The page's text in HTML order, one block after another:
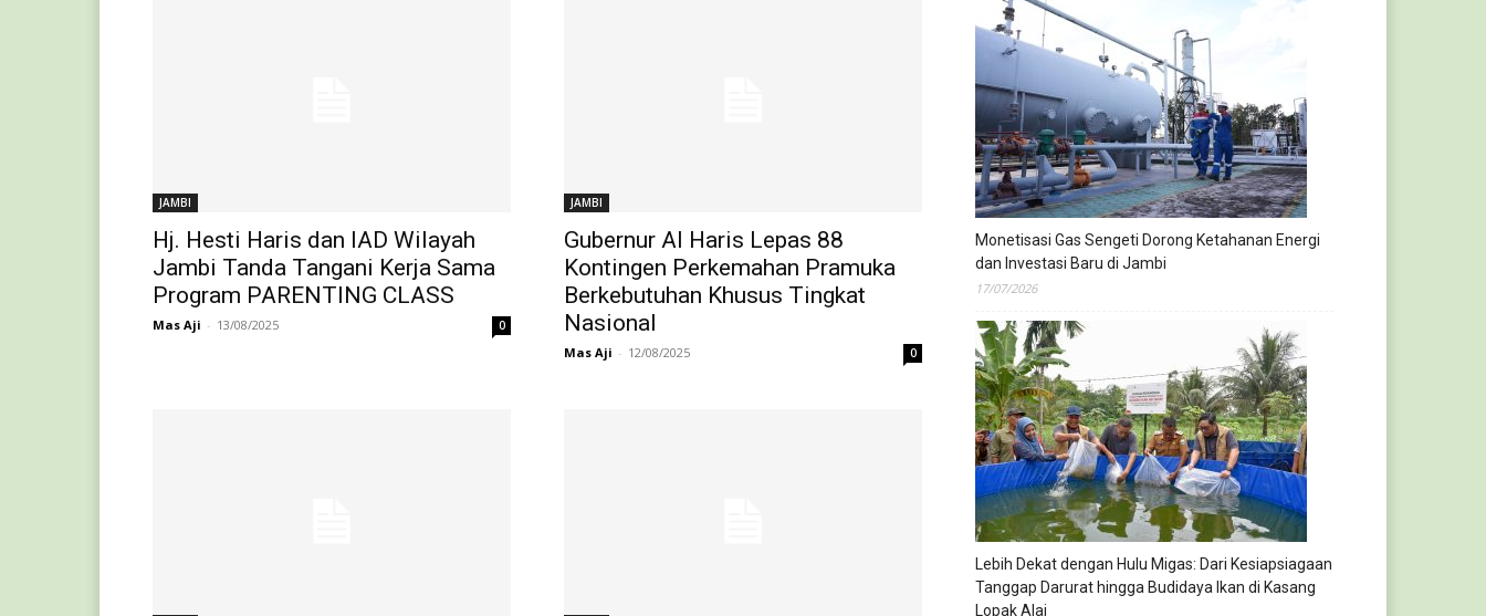
JAMBI
Hj. Hesti Haris dan IAD Wilayah
Jambi Tanda Tangani Kerja Sama
Program PARENTING CLASS
Mas Aji - 13/08/2025 0
JAMBI
Gubernur Al Haris Lepas 88
Kontingen Perkemahan Pramuka
Berkebutuhan Khusus Tingkat
Nasional
Mas Aji - 12/08/2025 0
Monetisasi Gas Sengeti Dorong Ketahanan Energi
dan Investasi Baru di Jambi
17/07/2026
Lebih Dekat dengan Hulu Migas: Dari Kesiapsiagaan
Tanggap Darurat hingga Budidaya Ikan di Kasang
Lopak Alai